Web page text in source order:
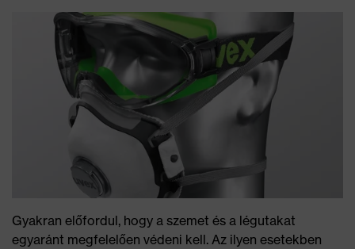
Gyakran előfordul, hogy a szemet és a légutakat
egyaránt megfelelően védeni kell. Az ilyen esetekben